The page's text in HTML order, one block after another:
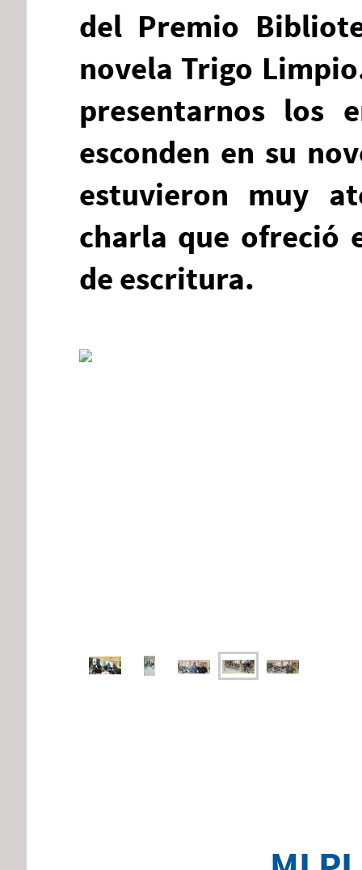
del Premio
novela Trigo
presentarnos los
esconden en su
estuvieron muy
charla que ofreció
de escritura.